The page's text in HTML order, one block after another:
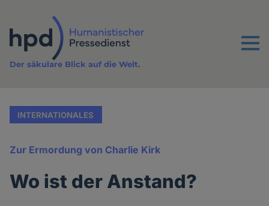
Inhalt
Menu
Der säkulare Blick auf die Welt.
INTERNATIONALES
Zur Ermordung von Charlie Kirk
Wo ist der Anstand?